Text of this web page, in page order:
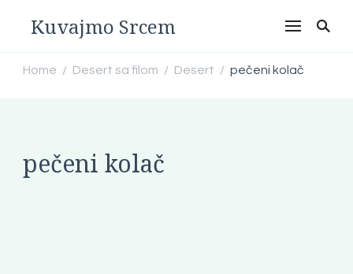
Kuvajmo Srcem
Home / Desert sa filom / Desert / pečeni kolač
pečeni kolač